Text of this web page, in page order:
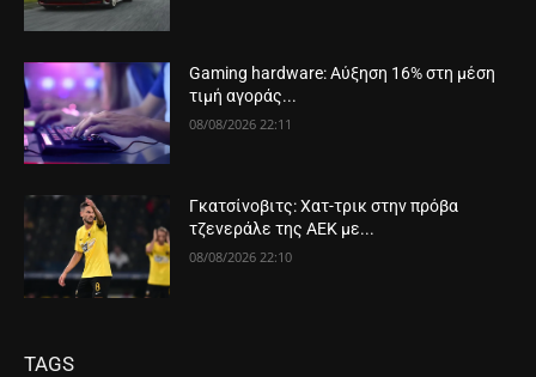
Gaming hardware: Αύξηση 16% στη μέση
τιμή αγοράς...
08/08/2026 22:11
Γκατσίνοβιτς: Χατ-τρικ στην πρόβα
τζενεράλε της ΑΕΚ με...
08/08/2026 22:10
TAGS